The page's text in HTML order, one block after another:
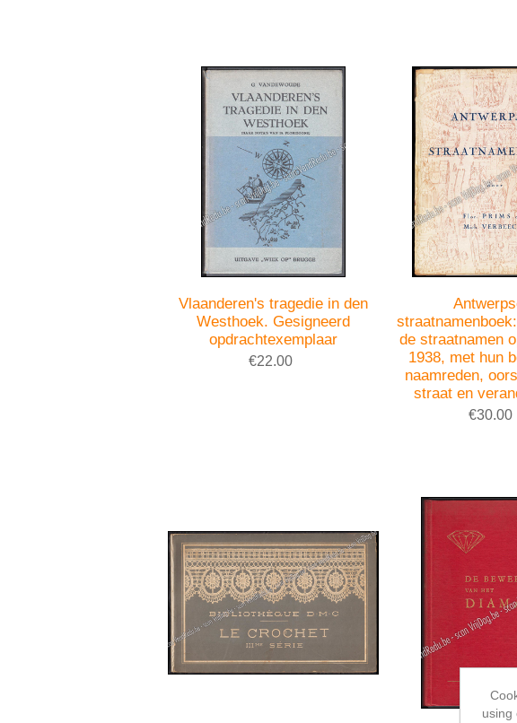
Vlaanderen's tragedie in den
Westhoek. Gesigneerd
opdrachtexemplaar
€22.00
de straatnamen
1938, met hun
naamreden,
straat en
€30.00
using